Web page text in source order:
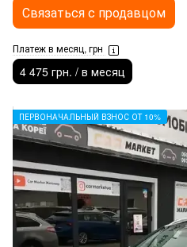
Связаться с продавцом
Платеж в месяц, грн
4 475 грн. / в месяц
ПЕРВОНАЧАЛЬНЫЙ ВЗНОС ОТ 10%